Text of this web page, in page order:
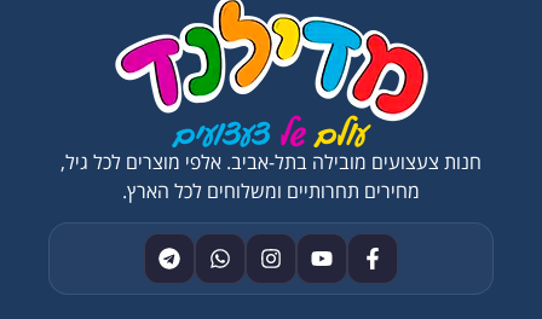
חנות צעצועים מובילה בתל-אביב. אלפי מוצרים לכל גיל,
מחירים תחרותיים ומשלוחים לכל הארץ.